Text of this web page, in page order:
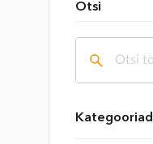
Otsi
Kategooriad